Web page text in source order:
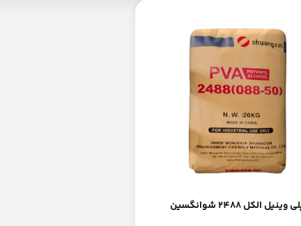
وینیل الکل 2488 شوانگسین